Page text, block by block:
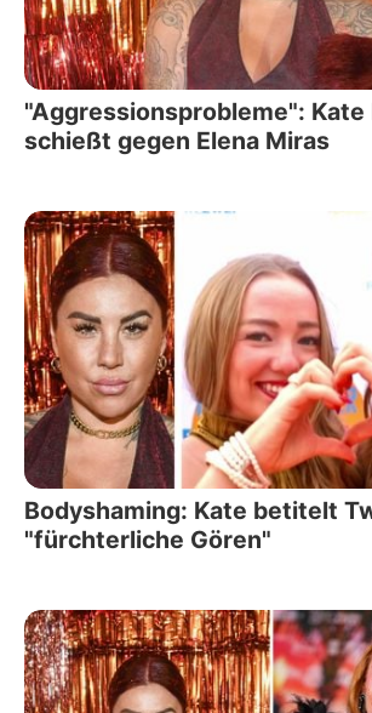
"Aggressionsprobleme": Kate
schießt gegen Elena Miras
Bodyshaming: Kate betitelt
"fürchterliche Gören"